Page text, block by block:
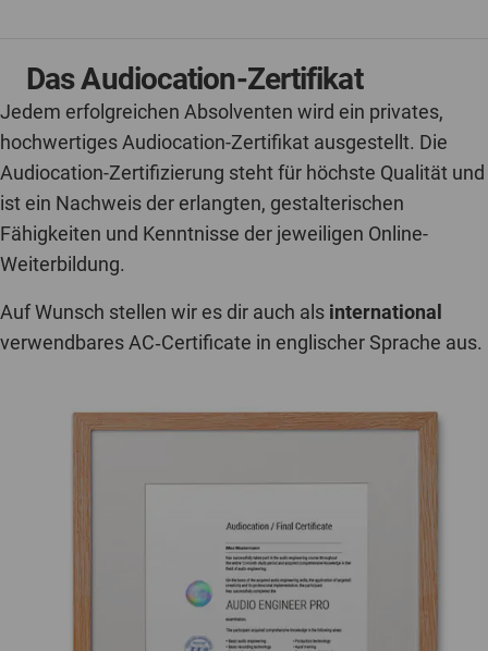
Das Audiocation-Zertifikat
Jedem erfolgreichen Absolventen wird ein privates,
hochwertiges Audiocation-Zertifikat ausgestellt. Die
Audiocation-Zertifizierung steht für höchste Qualität und
ist ein Nachweis der erlangten, gestalterischen
Fähigkeiten und Kenntnisse der jeweiligen Online-
Weiterbildung.
Auf Wunsch stellen wir es dir auch als international
verwendbares AC‐Certificate in englischer Sprache aus.